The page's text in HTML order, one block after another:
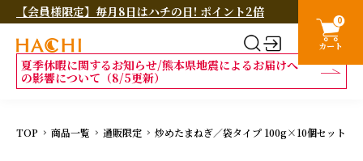
【会員様限定】毎月8日はハチの日! ポイント2倍
夏季休暇に関するお知らせ/熊本県地震によるお届けへ
の影響について（8/5更新）
0
カート
TOP 商品一覧 通販限定 炒めたまねぎ／袋タイプ 100g×10個セットの